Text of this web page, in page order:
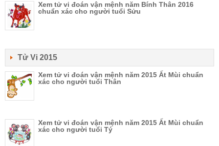
Xem tử vi đoán vận mệnh năm Bính Thân 2016
chuẩn xác cho người tuổi Sửu
Tử Vi 2015
Xem tử vi đoán vận mệnh năm 2015 Ất Mùi chuẩn
xác cho người tuổi Thân
Xem tử vi đoán vận mệnh năm 2015 Ất Mùi chuẩn
xác cho người tuổi Tý